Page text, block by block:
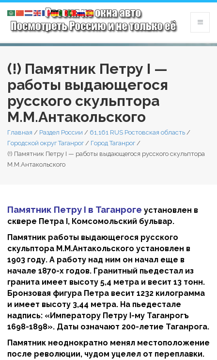
(!) Памятник Петру I —
работы выдающегося
русского скульптора
М.М.Антакольского
Главная / Раздел России / 61,161 RUS Ростовская область /
Городской округ Таганрог / Город Таганрог /
(!) Памятник Петру I — работы выдающегося русского скульптора
М.М.Антакольского
Памятник Петру I в Таганроге установлен в
сквере Петра I, Комсомольский бульвар.
Памятник работы выдающегося русского
скульптора М.М.Антакольского установлен в
1903 году. А работу над ним он начал еще в
начале 1870-х годов. Гранитный пьедестал из
гранита имеет высоту 5,4 метра и весит 13 тонн.
Бронзовая фигура Петра весит 1232 килограмма
и имеет высоту 3,44 метра. На пьедестале
надпись: «Императору Петру I-му Таганрогъ
1698-1898». Даты означают 200-летие Таганрога.
Памятник неоднократно менял местоположение
после революции, чудом уцелел от переплавки.